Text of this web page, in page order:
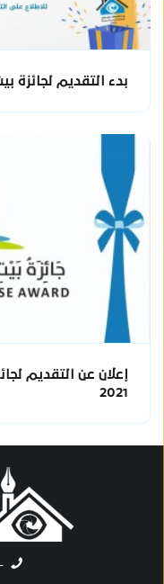
بدء التقديم لجائزة
إعلان عن التقديم
2021
-8-288-66-81(972)